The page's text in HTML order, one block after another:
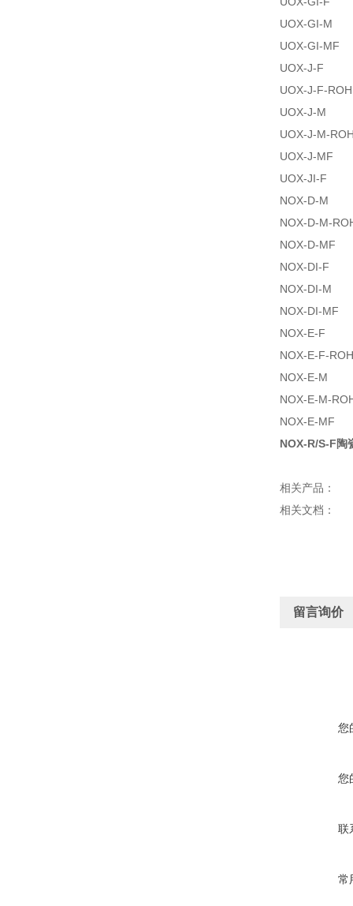
UOX-GI-M
UOX-GI-MF
UOX-J-F
UOX-J-F-
UOX-J-M
UOX-J-M-
UOX-J-MF
UOX-JI-F
NOX-D-M
NOX-D-M-
NOX-D-MF
NOX-DI-F
NOX-DI-M
NOX-DI-MF
NOX-E-F
NOX-E-F-
NOX-E-M
NOX-E-M-
NOX-E-MF
NOX-R/S-F陶
相关产品：
相关文档：
留言询价
您
您
联
常